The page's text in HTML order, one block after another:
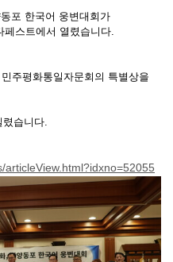
포 한국어 웅변대회가
페스트에서 열렸습니다.
주평화통일자문회의 특별상을
습니다.